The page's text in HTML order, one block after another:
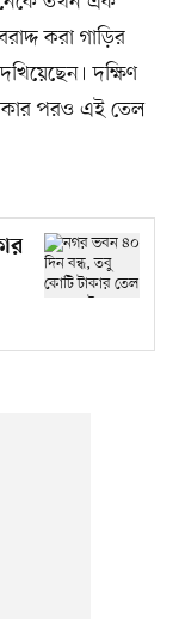
করা গাড়ির
দক্ষিণ
পরও এই তেল